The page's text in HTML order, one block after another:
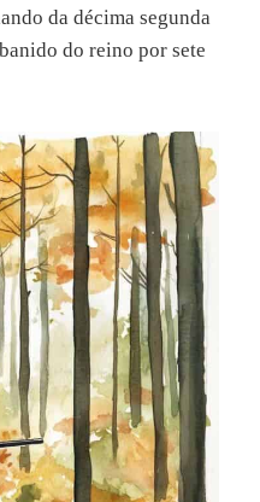
da décima segunda
do reino por sete